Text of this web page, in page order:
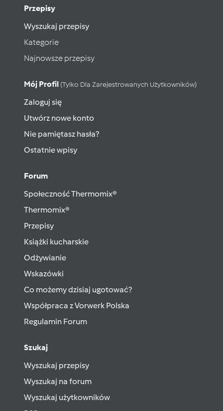
Przepisy
Wyszukaj przepisy
Kategorie
Najnowsze przepisy
Mój Profil (tylko Dla Zarejestrowanych Użytkowników)
Zaloguj się
Utwórz nowe konto
Nie pamiętasz hasła?
Ostatnie wpisy
Forum
Społeczność Thermomix®
Thermomix®
Przepisy
Książki kucharskie
Odżywianie
Wskazówki
Co możemy dzisiaj ugotować?
Współpraca z Vorwerk Polska
Regulamin Forum
Szukaj
Wyszukaj przepisy
Wyszukaj na forum
Wyszukaj użytkowników